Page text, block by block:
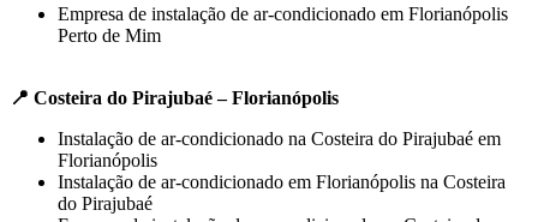
Empresa de instalação de ar-condicionado em Florianópolis
Perto de Mim
📍 Costeira do Pirajubaé – Florianópolis
Instalação de ar-condicionado na Costeira do Pirajubaé em
Florianópolis
Instalação de ar-condicionado em Florianópolis na Costeira
do Pirajubaé